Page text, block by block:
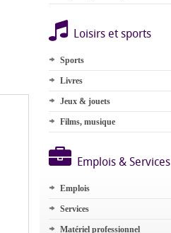
Loisirs et sports
Sports
Livres
Jeux & jouets
Films, musique
Emplois & Services
Emplois
Services
Matériel professionnel